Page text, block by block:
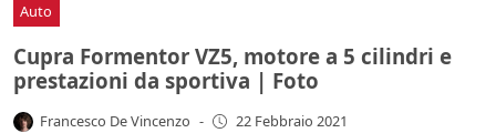
Auto
Cupra Formentor VZ5, motore a 5 cilindri e
prestazioni da sportiva | Foto
Francesco De Vincenzo - 22 Febbraio 2021